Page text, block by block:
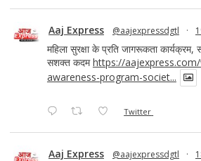
Aaj Express @aajexpressdgtl ·
महिला सुरक्षा के प्रति जागरूकता कार्यक्रम,
सशक्त कदमhttps://
awareness-program-societ...
Twitter
Aaj Express @aajexpressdgtl ·